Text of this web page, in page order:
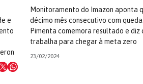
e
Monitoramento do Imazon aponta
décimo mês consecutivo com
Pimenta comemora resultado e diz
trabalha para chegar à meta zero
23/02/2024